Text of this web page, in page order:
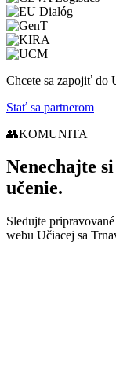
Chcete sa zapojiť do
Stať sa partnerom
👥KOMUNITA
Nenechajte
učenie.
Sledujte
webu Učiacej sa